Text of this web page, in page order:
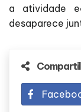
a atividade
desaparece